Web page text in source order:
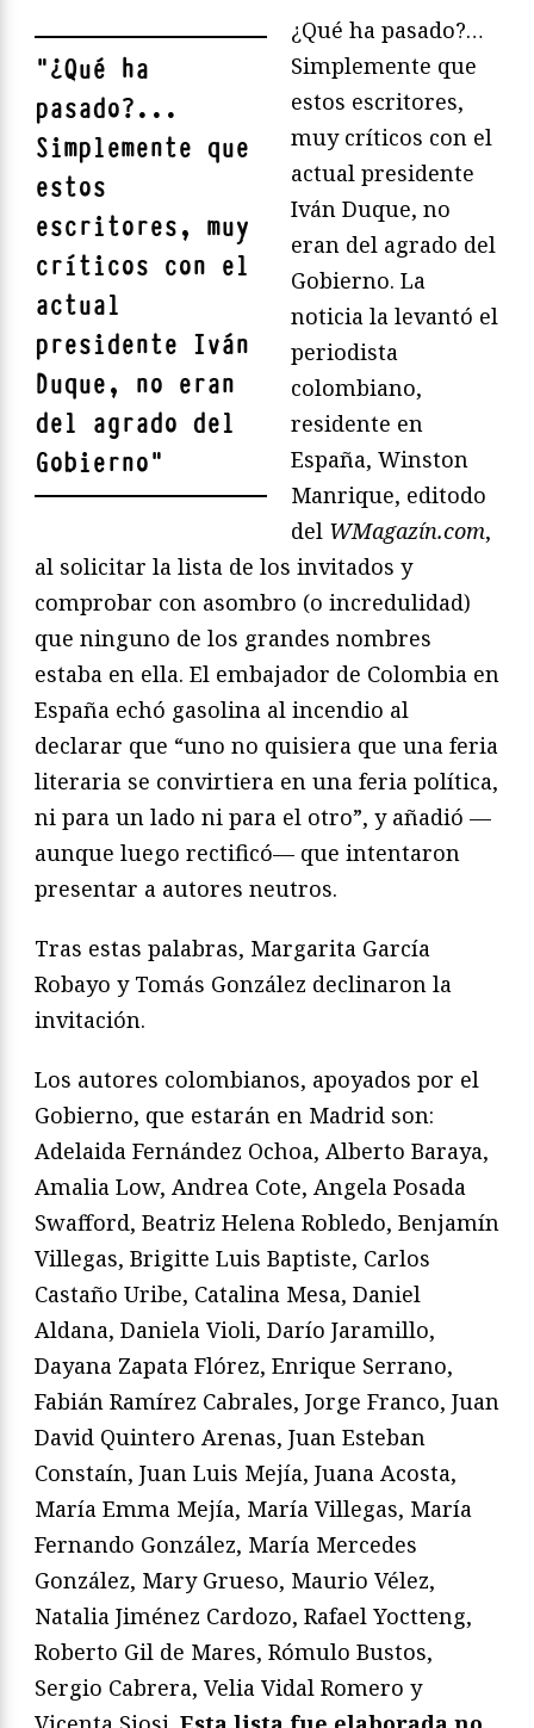
"¿Qué ha
pasado?...
Simplemente que
estos
escritores, muy
críticos con el
actual
presidente Iván
Duque, no eran
del agrado del
Gobierno"
¿Qué ha pasado?…
Simplemente que
estos escritores,
muy críticos con el
actual presidente
Iván Duque, no
eran del agrado del
Gobierno. La
noticia la levantó el
periodista
colombiano,
residente en
España, Winston
Manrique, editodo
del WMagazín.com,
al solicitar la lista de los invitados y
comprobar con asombro (o incredulidad)
que ninguno de los grandes nombres
estaba en ella. El embajador de Colombia en
España echó gasolina al incendio al
declarar que “uno no quisiera que una feria
literaria se convirtiera en una feria política,
ni para un lado ni para el otro”, y añadió —
aunque luego rectificó— que intentaron
presentar a autores neutros.
Tras estas palabras, Margarita García
Robayo y Tomás González declinaron la
invitación.
Los autores colombianos, apoyados por el
Gobierno, que estarán en Madrid son:
Adelaida Fernández Ochoa, Alberto Baraya,
Amalia Low, Andrea Cote, Angela Posada
Swafford, Beatriz Helena Robledo, Benjamín
Villegas, Brigitte Luis Baptiste, Carlos
Castaño Uribe, Catalina Mesa, Daniel
Aldana, Daniela Violi, Darío Jaramillo,
Dayana Zapata Flórez, Enrique Serrano,
Fabián Ramírez Cabrales, Jorge Franco, Juan
David Quintero Arenas, Juan Esteban
Constaín, Juan Luis Mejía, Juana Acosta,
María Emma Mejía, María Villegas, María
Fernando González, María Mercedes
González, Mary Grueso, Maurio Vélez,
Natalia Jiménez Cardozo, Rafael Yoctteng,
Roberto Gil de Mares, Rómulo Bustos,
Sergio Cabrera, Velia Vidal Romero y